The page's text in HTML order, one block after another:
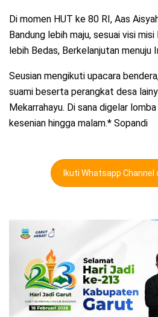
Di momen HUT ke 80 RI, Aas
Bandung lebih maju, sesuai visi
lebih Bedas, Berkelanjutan menuju
Seusian mengikuti upacara
suami beserta perangkat desa
Mekarrahayu. Di sana digelar
kesenian hingga malam.* Sopandi
Ikuti Whatsapp